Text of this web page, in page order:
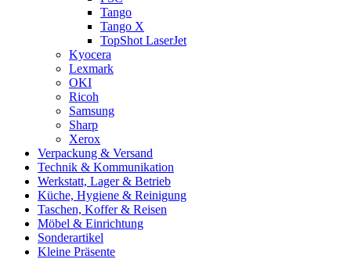
Tango
Tango X
TopShot LaserJet
Kyocera
Lexmark
OKI
Ricoh
Samsung
Sharp
Xerox
Verpackung & Versand
Technik & Kommunikation
Werkstatt, Lager & Betrieb
Küche, Hygiene & Reinigung
Taschen, Koffer & Reisen
Möbel & Einrichtung
Sonderartikel
Kleine Präsente